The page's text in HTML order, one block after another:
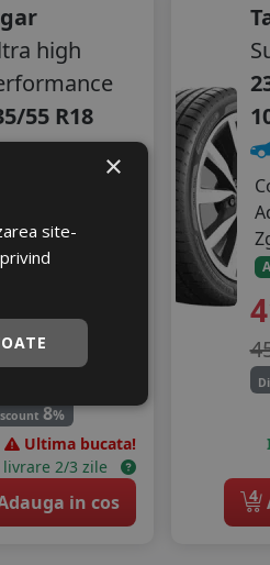
high
55 R18
Turisme
RON
8%
Ultima bucata!
livrare 2/3 zile
in cos
A
4
×
site-